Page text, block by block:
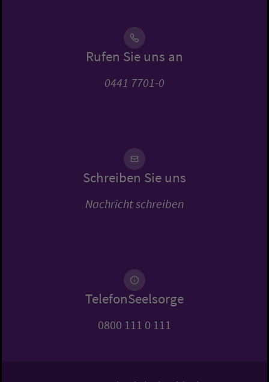
Rufen Sie uns an
0441 7701-0
Schreiben Sie uns
Nachricht schreiben
TelefonSeelsorge
0800 111 0 111